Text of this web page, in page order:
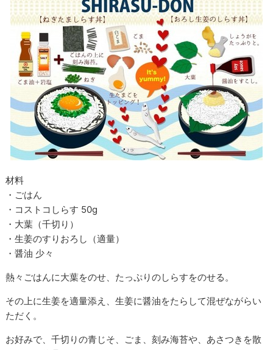
材料
・ごはん
・コストコしらす 50g
・大葉（千切り）
・生姜のすりおろし（適量）
・醤油 少々
熱々ごはんに大葉をのせ、たっぷりのしらすをのせる。
その上に生姜を適量添え、生姜に醤油をたらして混ぜながらい
ただく。
お好みで、千切りの青じそ、ごま、刻み海苔や、あさつきを散